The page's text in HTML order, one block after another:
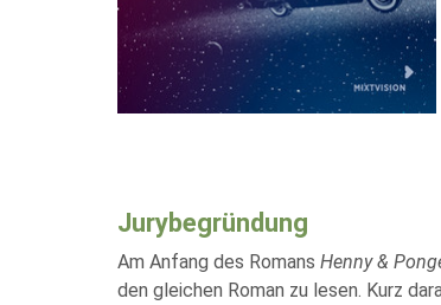
Jurybegründung
Am Anfang des Romans Henny &
den gleichen Roman zu lesen. Kurz